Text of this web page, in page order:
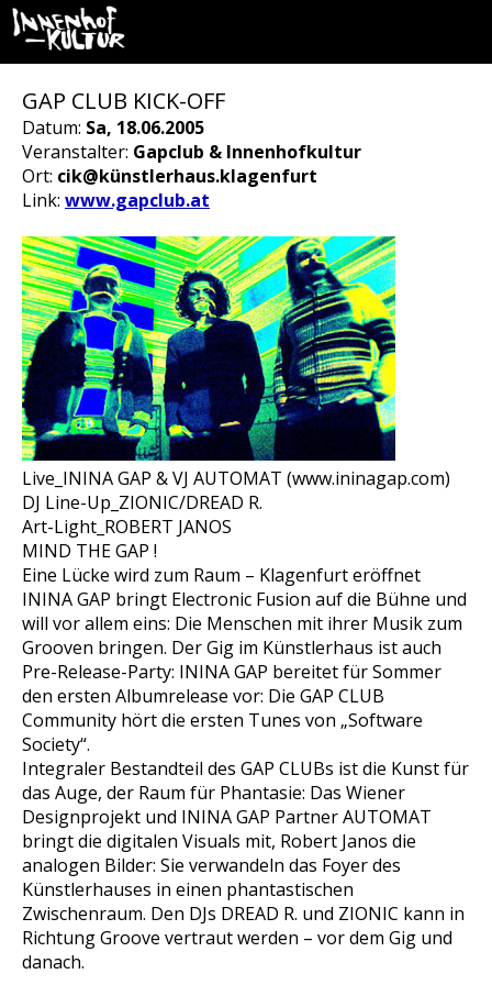
GAP CLUB KICK-OFF
Datum: Sa, 18.06.2005
Veranstalter: Gapclub & Innenhofkultur
Ort: cik@künstlerhaus.klagenfurt
Link: www.gapclub.at
Live_ININA GAP & VJ AUTOMAT (www.ininagap.com)
DJ Line-Up_ZIONIC/DREAD R.
Art-Light_ROBERT JANOS
MIND THE GAP !
Eine Lücke wird zum Raum – Klagenfurt eröffnet
ININA GAP bringt Electronic Fusion auf die Bühne und
will vor allem eins: Die Menschen mit ihrer Musik zum
Grooven bringen. Der Gig im Künstlerhaus ist auch
Pre-Release-Party: ININA GAP bereitet für Sommer
den ersten Albumrelease vor: Die GAP CLUB
Community hört die ersten Tunes von „Software
Society“.
Integraler Bestandteil des GAP CLUBs ist die Kunst für
das Auge, der Raum für Phantasie: Das Wiener
Designprojekt und ININA GAP Partner AUTOMAT
bringt die digitalen Visuals mit, Robert Janos die
analogen Bilder: Sie verwandeln das Foyer des
Künstlerhauses in einen phantastischen
Zwischenraum. Den DJs DREAD R. und ZIONIC kann in
Richtung Groove vertraut werden – vor dem Gig und
danach.